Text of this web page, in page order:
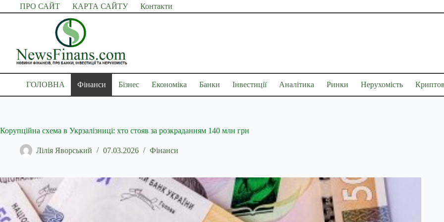
Перейти
до
ПРО САЙТ КАРТА САЙТУ Контакти
ГОЛОВНА Фінанси Бізнес Економіка Банки Інвестиції Аналітика Ринки Нерухомість
Корупційна схема в Укрзалізниці: хто стояв за розкраданням 140 млн грн
Лілія Яворський 07.03.2026 Фінанси